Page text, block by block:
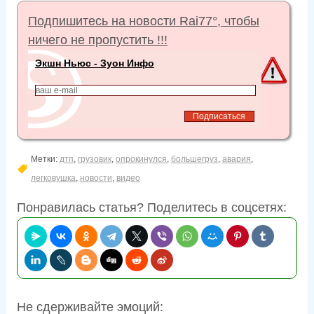
e
e
Подпишитесь на новости Rai77°, чтобы
ничего не пропустить !!!
Экшн Ньюс - Зуон Инфо
Метки: дтп, грузовик, опрокинулся, большегруз, авария,
легковушка, новости, видео
Понравилась статья? Поделитесь в соцсетях:
Не сдерживайте эмоций: